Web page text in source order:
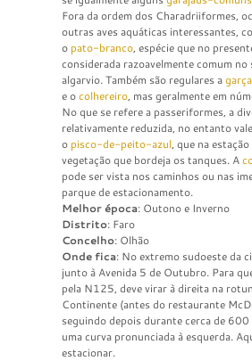
Fora da ordem dos Charadriiformes,
outras aves aquáticas interessantes,
o pato-branco, espécie que no
considerada razoavelmente comum
algarvio. Também são regulares a
e ocolhereiro, mas geralmente em
No que se refere a passeriformes, a
relativamente reduzida, no entanto
o pisco-de-peito-azul, que na
vegetação que bordeja os tanques. A
pode ser vista nos caminhos ou nas
parque de estacionamento.
Melhor época: Outono e Inverno
Distrito: Faro
Concelho: Olhão
Onde fica: No extremo sudoeste da
junto à Avenida 5 de Outubro. Para
pela N125, deve virar à direita na
Continente (antes do restaurante
seguindo depois durante cerca de
uma curva pronunciada à esquerda.
estacionar.